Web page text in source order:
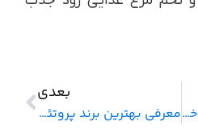
طرز ساخت پروتئین وی خانگی
بعدی
معرفی بهترین برند پروتئین وی خارجی